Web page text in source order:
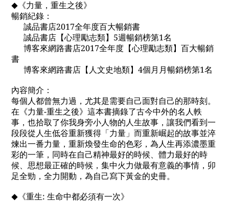
◆ 《力量，重生之後》
暢銷紀錄：
誠品書店2017全年度百大暢銷書
誠品書店【心理勵志類】5週暢銷榜第1名
博客來網路書店2017全年度【心理勵志類】百大暢銷
書
博客來網路書店【人文史地類】4個月月暢銷榜第1名
內容簡介：
每個人都曾無力過，尤其是需要自己面對自己的那時刻。
在《力量-重生之後》這本書摘錄了古今中外的名人軼
事，也拾取了你我身旁小人物的人生故事，讓我們看到一
段段從人生低谷重新獲得「力量」而重新崛起的故事並淬
煉出一番力量，重新煥發生命的色彩，為人生再添濃墨重
彩的一筆，同時在自己精神最好的時候、體力最好的時
候、思想最正確的時候，集中火力做最有意義的事情，卯
足全勁，全力開動，為自己寫下黃金的史冊。
◆ 《重生: 生命中都必須有一次》